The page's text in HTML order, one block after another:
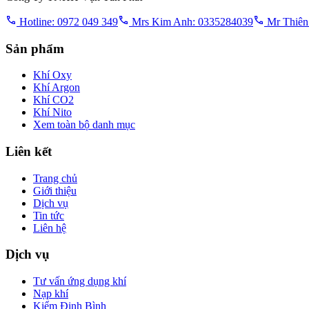
Hotline: 0972 049 349 Mrs Kim Anh: 0335284039 Mr
Sản phẩm
Khí Oxy
Khí Argon
Khí CO2
Khí Nito
Xem toàn bộ danh mục
Liên kết
Trang chủ
Giới thiệu
Dịch vụ
Tin tức
Liên hệ
Dịch vụ
Tư vấn ứng dụng khí
Nạp khí
Kiểm Định Bình